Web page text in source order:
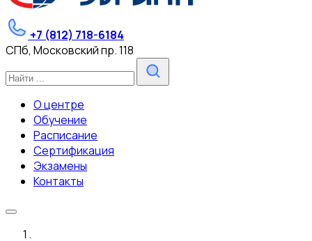
+7 (812) 718-6184
СПб, Московский пр. 118
О центре
Обучение
Расписание
Сертификация
Экзамены
Контакты